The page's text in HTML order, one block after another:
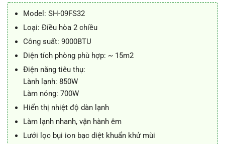
Model: SH-09FS32
Loại: Điều hòa 2 chiều
Công suất: 9000BTU
Diện tích phòng phù hợp: ~ 15m2
Điện năng tiêu thụ:
Lành lạnh: 850W
Làm nóng: 700W
Hiển thị nhiệt độ dàn lạnh
Làm lạnh nhanh, vận hành êm
Lưới lọc bụi ion bạc diệt khuẩn khử mùi